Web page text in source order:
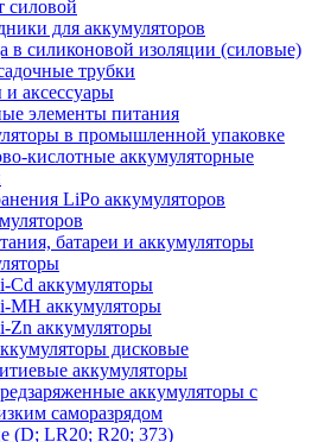
силовой
для аккумуляторов
в силиконовой изоляции (силовые)
трубки
аксессуары
элементы питания
в промышленной упаковке
кислотные аккумуляторные
LiPo аккумуляторов
батареи и аккумуляторы
Cd аккумуляторы
MH аккумуляторы
Zn аккумуляторы
дисковые
аккумуляторы
аккумуляторы с
саморазрядом
(D; LR20; R20; 373)